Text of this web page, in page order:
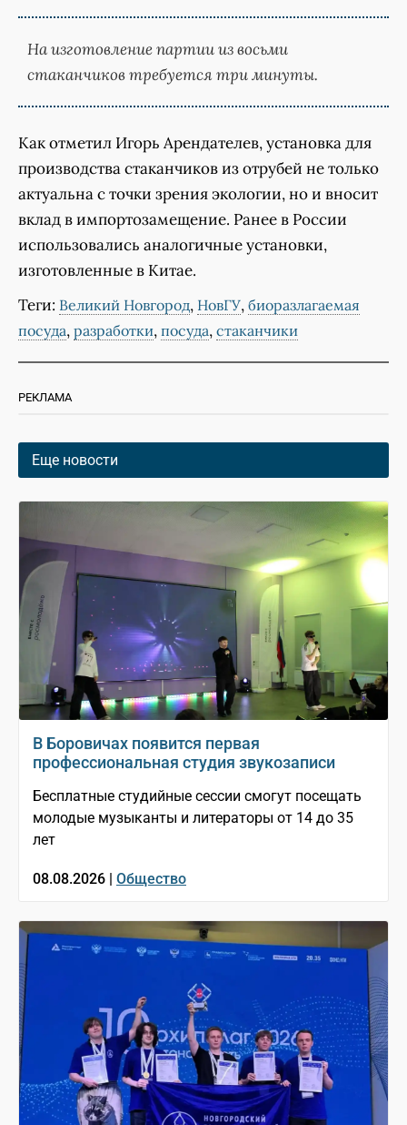
На изготовление партии из восьми
стаканчиков требуется три минуты.
Как отметил Игорь Арендателев, установка для
производства стаканчиков из отрубей не только
актуальна с точки зрения экологии, но и вносит
вклад в импортозамещение. Ранее в России
использовались аналогичные установки,
изготовленные в Китае.
Теги: Великий Новгород, НовГУ, биоразлагаемая
посуда, разработки, посуда, стаканчики
РЕКЛАМА
Еще новости
В Боровичах появится первая
профессиональная студия звукозаписи
Бесплатные студийные сессии смогут посещать
молодые музыканты и литераторы от 14 до 35
лет
08.08.2026 | Общество